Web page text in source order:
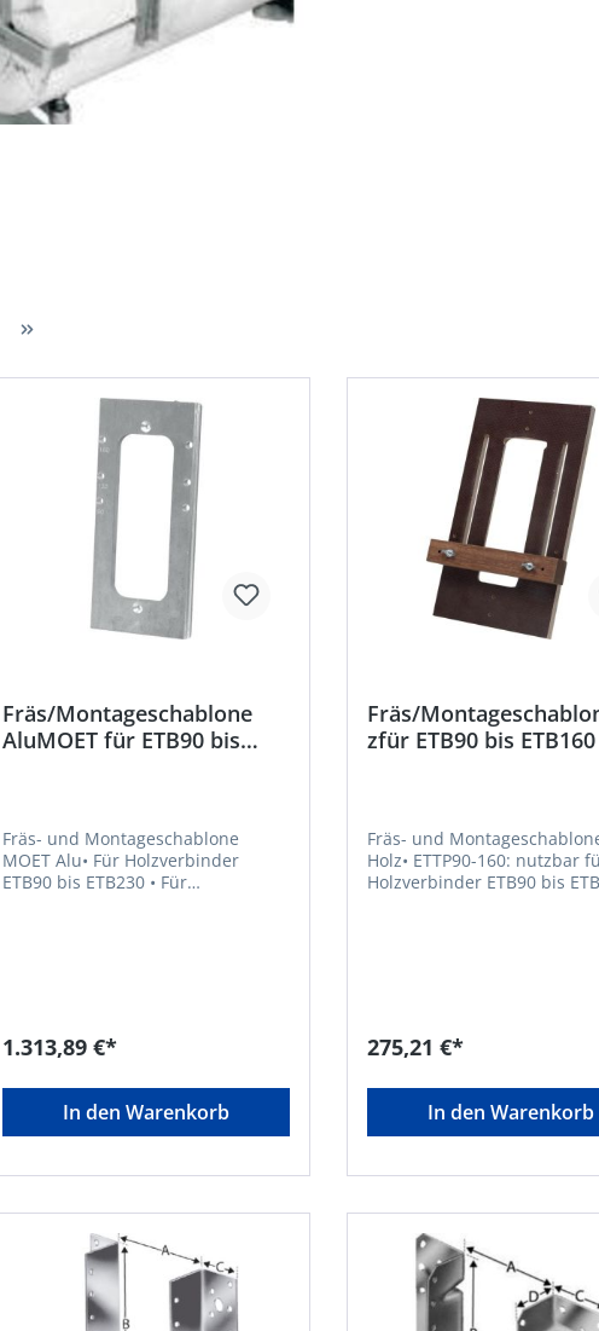
Fräs/Montageschablone
AluMOET für ETB90 bis
Fräs- und Montageschablone
MOET Alu• Für Holzverbinder
ETB90 bis ETB230 • Für
Nebenträger und bei einem
Anschluss mit 10 mm Sichtfuge der
Universal-Schiebeschlitten mit
Federrasterung für leichtes
Einstellen • Erforderliches
Simpson Strong-Tie GmbH, Hubert-
Vergölst-Str. 6-14, 61231 Bad
Nauheim, DE, +49603286800,
info@strongtie.com
1.313,89 €*
In den Warenkorb
Fräs/
zfür ETB90 bis ETB160
Fräs- und
Holz• ETTP90-160: nutzbar für
Holzverbinder ETB90 bis
Passgenaue und
Montage der Einschubplatte
Anschluss mit 10mm
T-förmigen Platte am
Leichtes Einstellen des
Passverbindergröße bzw.
entsprechenden
FräslängeHersteller: Simpson
Strong-Tie GmbH, Hubert-
Str. 6-14, 61231 Bad
+49603286800,
275,21 €*
In den Warenkorb